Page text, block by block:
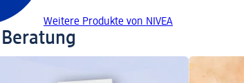
Weitere Produkte von NIVEA